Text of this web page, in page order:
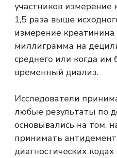
участников измерение
1,5 раза выше
измерение креатинина
миллиграмма на
среднего или когда им
временный диализ.
Исследователи
любые результаты по
основывались на том,
принимать
диагностических